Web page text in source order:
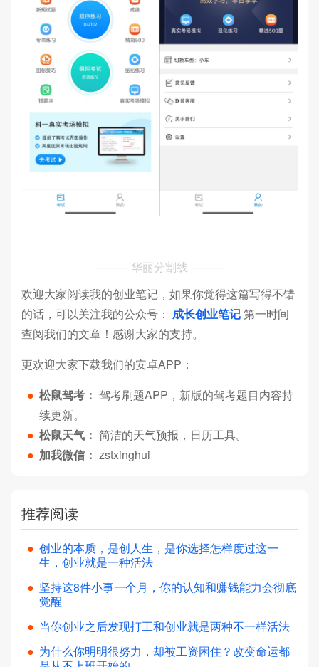
--------- 华丽分割线 ---------
欢迎大家阅读我的创业笔记，如果你觉得这篇写得不错
的话，可以关注我的公众号： 成长创业笔记第一时间
查阅我们的文章！感谢大家的支持。
更欢迎大家下载我们的安卓APP：
● 松鼠驾考： 驾考刷题APP，新版的驾考题目内容持
续更新。
● 松鼠天气： 简洁的天气预报，日历工具。
● 加我微信： zstxinghui
推荐阅读
● 创业的本质，是创人生，是你选择怎样度过这一
生，创业就是一种活法
● 坚持这8件小事一个月，你的认知和赚钱能力会彻底
觉醒
● 当你创业之后发现打工和创业就是两种不一样活法
● 为什么你明明很努力，却被工资困住？改变命运都